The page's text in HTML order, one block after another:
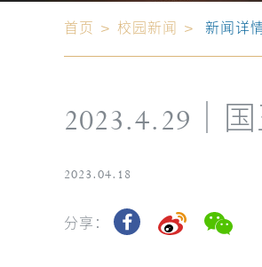
首页 > 校园新闻 > 新闻详
2023.4.29｜
2023.04.18
分享：